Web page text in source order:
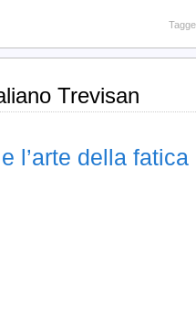
Trevisan
l’arte della